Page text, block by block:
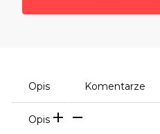
Opis Komentarze
Opis